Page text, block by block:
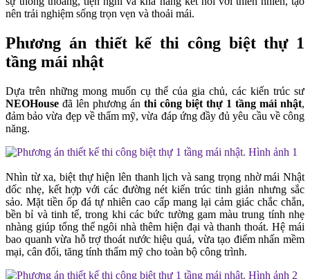
nên trải nghiệm sống trọn vẹn và thoải mái.
Phương án thiết kế thi công biệt thự 1
tầng mái nhật
Dựa trên những mong muốn cụ thể của gia chủ, các kiến trúc sư
NEOHouse đã lên phương án thi công biệt thự 1 tầng mái nhật,
đảm bảo vừa đẹp về thẩm mỹ, vừa đáp ứng đầy đủ yêu cầu về công
năng.
Nhìn từ xa, biệt thự hiện lên thanh lịch và sang trọng nhờ mái Nhật
dốc nhẹ, kết hợp với các đường nét kiến trúc tinh giản nhưng sắc
sảo. Mặt tiền ốp đá tự nhiên cao cấp mang lại cảm giác chắc chắn,
bền bỉ và tinh tế, trong khi các bức tường gam màu trung tính nhẹ
nhàng giúp tổng thể ngôi nhà thêm hiện đại và thanh thoát. Hệ mái
bao quanh vừa hỗ trợ thoát nước hiệu quả, vừa tạo điểm nhấn mềm
mại, cân đối, tăng tính thẩm mỹ cho toàn bộ công trình.